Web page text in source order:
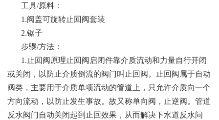
工具/原料：
1.阀盖可旋转止回阀套装
2.锯子
步骤/方法：
1.止回阀原理止回阀启闭件靠介质流动和力量自行开闭
或关闭，以防止介质倒流的阀门叫止回阀。止回阀属于自动
阀类，主要用于介质单项流动的管道上，只允许介质向一个
方向流动，以防止发生事故。故又称单向阀，止逆阀。管道
反水阀门自动关闭起到止回效果，从而解决下水道反水问